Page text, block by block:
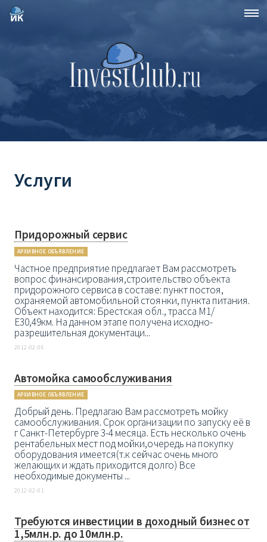
Услуги
Придорожный сервис
АРХИВНОЕ ОБЪЯВЛЕНИЕ
Частное предприятие предлагает Вам рассмотреть
вопрос финансирования,строительство объекта
придорожного сервиса в составе: пункт постоя,
охраняемой автомобильной стоянки, пункта питания.
Объект находится: Брестская обл., трасса М1/
Е30,49км. На данном этапе получена исходно-
разрешительная документаци...
2012-02-06
Автомойка самообслуживания
АРХИВНОЕ ОБЪЯВЛЕНИЕ
Добрый день. Предлагаю Вам рассмотреть мойку
самообслуживания. Срок организации по запуску её в
г Санкт-Петербурге 3-4 месяца. Есть несколько очень
рентабельных мест под мойки,очередь на покупку
оборудования имеется(т.к сейчас очень много
желающих и ждать приходится долго) Все
необходимые документы ...
2012-02-01
Требуются инвестиции в доходный бизнес от
1,5млн.р. до 10млн.р.